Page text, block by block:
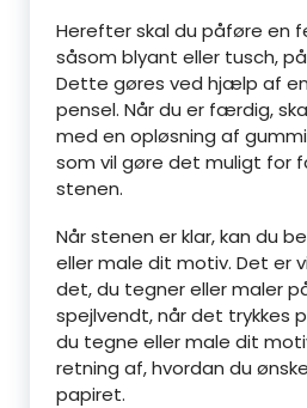
Herefter skal du påføre en
såsom blyant eller tusch,
Dette gøres ved hjælp af
pensel. Når du er færdig,
med en opløsning af
som vil gøre det muligt for
stenen.
Når stenen er klar, kan du
eller male dit motiv. Det er
det, du tegner eller maler
spejlvendt, når det trykkes
du tegne eller male dit
retning af, hvordan du
papiret.